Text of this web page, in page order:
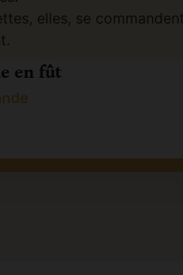
elles, se commandent
en fût